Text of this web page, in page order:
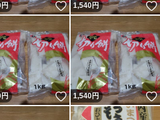
！
円 いいね！
1,540円
！
円 いいね！
1,540円